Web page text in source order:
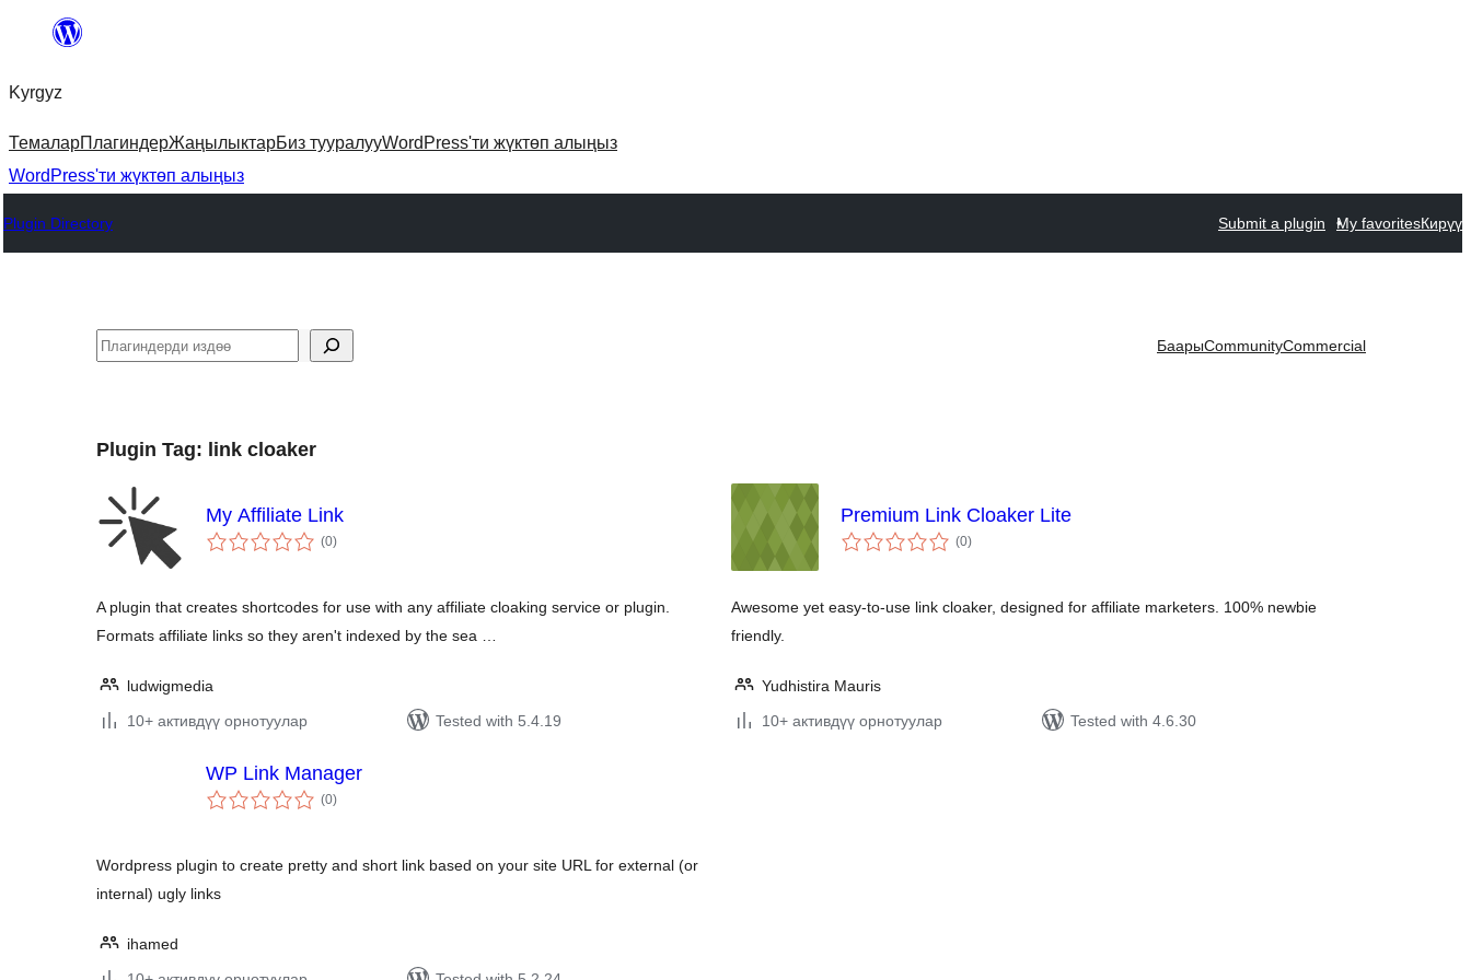
Мазмунга
Kyrgyz
ТемаларПлагиндерЖаңылыктарБиз тууралууWordPress'ти жүктөп алыңыз
WordPress'ти жүктөп алыңыз
Plugin Directory Submit a plugin My favoritesКирүү
Издөө БаарыCommunityCommercial
Plugin Tag: link cloaker
My Affiliate Link
(0total
ratings
)
A plugin that creates shortcodes for use with any affiliate cloaking service or plugin.
Formats affiliate links so they aren't indexed by the sea …
ludwigmedia
10+ активдүү орнотуулар
Tested with 5.4.19
Premium Link Cloaker Lite
(0total
ratings
)
Awesome yet easy-to-use link cloaker, designed for affiliate marketers. 100% newbie
friendly.
Yudhistira Mauris
10+ активдүү орнотуулар
Tested with 4.6.30
WP Link Manager
(0total
ratings
)
Wordpress plugin to create pretty and short link based on your site URL for external (or
internal) ugly links
ihamed